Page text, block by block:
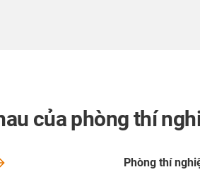
của phòng thí
Phòng thí